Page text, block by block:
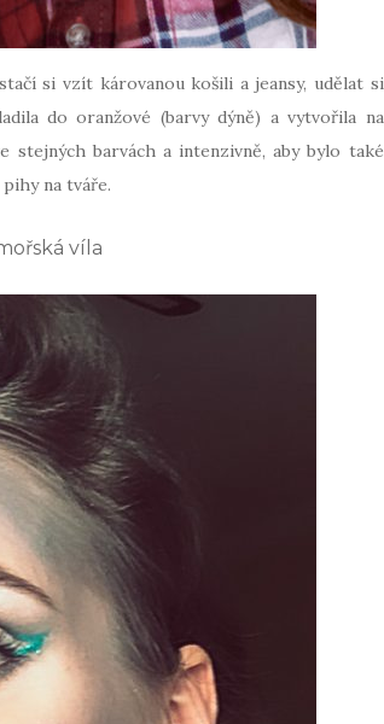
si vzít károvanou košili a jeansy, udělat si
do oranžové (barvy dýně) a vytvořila na
stejných barvách a intenzivně, aby bylo také
na tváře.
víla